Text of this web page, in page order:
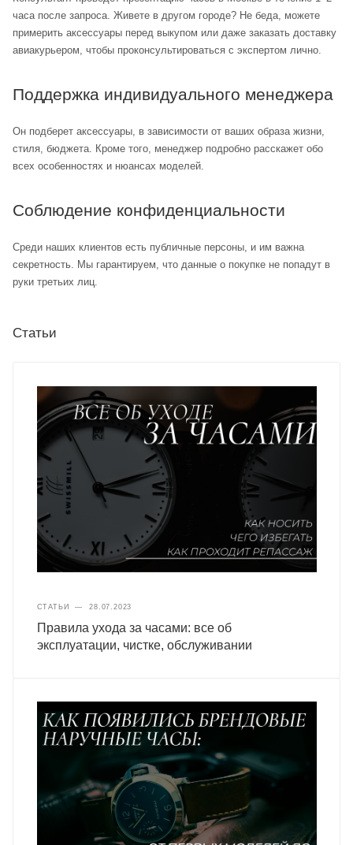
часа после запроса. Живете в другом городе? Не беда, можете
примерить аксессуары перед выкупом или даже заказать доставку
авиакурьером, чтобы проконсультироваться с экспертом лично.
Поддержка индивидуального менеджера
Он подберет аксессуары, в зависимости от ваших образа жизни,
стиля, бюджета. Кроме того, менеджер подробно расскажет обо
всех особенностях и нюансах моделей.
Соблюдение конфиденциальности
Среди наших клиентов есть публичные персоны, и им важна
секретность. Мы гарантируем, что данные о покупке не попадут в
руки третьих лиц.
Статьи
СТАТЬИ — 28.07.2023
Правила ухода за часами: все об
эксплуатации, чистке, обслуживании